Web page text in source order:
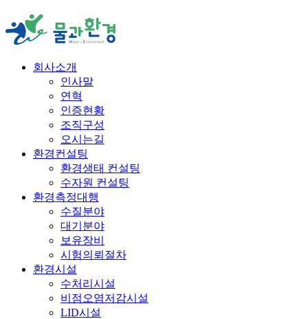
회사소개
인사말
연혁
인증현황
조직구성
오시는길
환경컨설팅
환경생태 컨설팅
수자원 컨설팅
환경측정대행
수질분야
대기분야
보유장비
시험의뢰절차
환경시설
수처리시설
비점오염저감시설
LID시설